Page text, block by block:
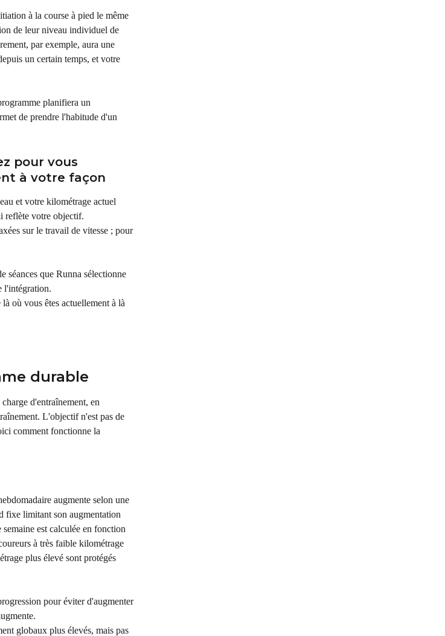
à la course à pied le même
de leur niveau individuel de
par exemple, aura une
un certain temps, et votre
planifiera un
de prendre l'habitude d'un
pour vous
à votre façon
et votre kilométrage actuel
reflète votre objectif.
sur le travail de vitesse ; pour
séances que Runna sélectionne
l'intégration.
où vous êtes actuellement à là
durable
d'entraînement, en
L'objectif n'est pas de
comment fonctionne la
augmente selon une
fixe limitant son augmentation
est calculée en fonction
à très faible kilométrage
plus élevé sont protégés
pour éviter d'augmenter
globaux plus élevés, mais pas